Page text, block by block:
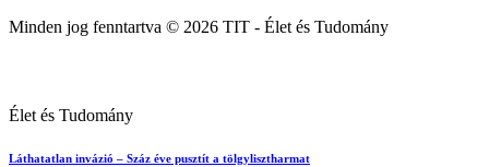
Minden jog fenntartva © 2026 TIT - Élet és Tudomány
Élet és Tudomány
Láthatatlan invázió – Száz éve pusztít a tölgylisztharmat